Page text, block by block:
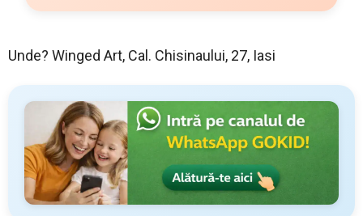
Unde? Winged Art, Cal. Chisinaului, 27, Iasi